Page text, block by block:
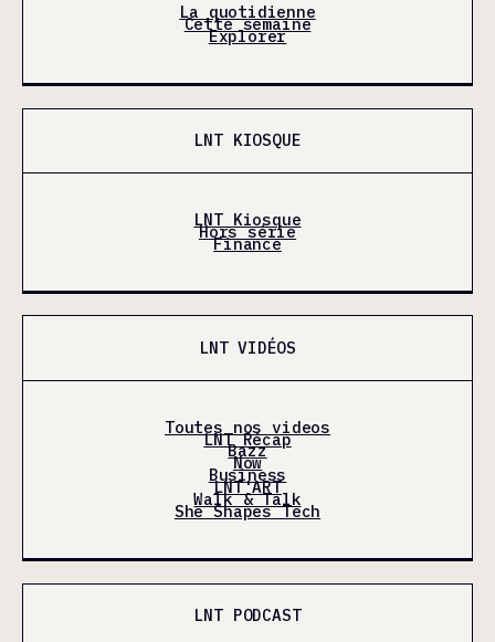
La quotidienne
Cette semaine
Explorer
LNT KIOSQUE
LNT Kiosque
Hors série
Finance
LNT VIDÉOS
Toutes nos videos
LNT Récap
Bazz
Now
Business
LNT'ART
Walk & Talk
She Shapes Tech
LNT PODCAST